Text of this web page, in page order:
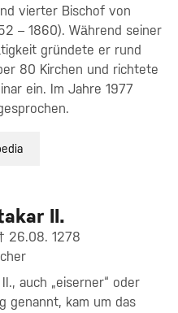
vierter Bischof von
– 1860). Während seiner
gründete er rund
80 Kirchen und richtete
ein. Im Jahre 1977
II.
26.08. 1278
auch „eiserner“ oder
genannt, kam um das